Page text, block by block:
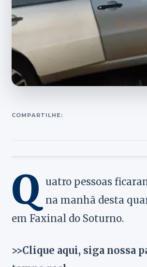
COMPARTILHE:
Q uatro pessoas
na manhã desta
em Faxinal do Soturno.
>>Clique aqui, siga nossa